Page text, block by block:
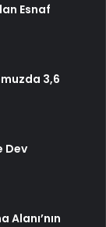
Esnaf
3,6
Dev